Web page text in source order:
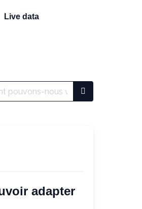
Live data
adapter